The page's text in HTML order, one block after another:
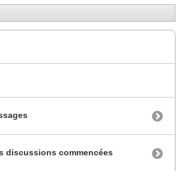
discussions commencées